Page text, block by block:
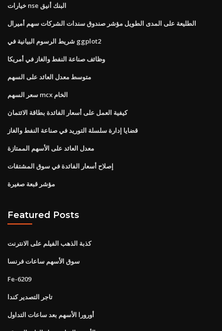
خيارات nse البنك أنيق
الطليعة على المدى الطويل مؤشر صندوق سندات الشركات سهم أميرال
شريط الرسوم البيانية في ggplot2
وظائف صناعة النفط والغاز في أمريكا
متوسط ​​معدل العائد على السهم
سعر السهم mcx الخام
كيفية العمل على أسعار الفائدة بطاقة الائتمان
قضايا إدارة سلسلة التوريد في صناعة النفط والغاز
معدل العائد على الأسهم الممتازة
إصلاح أسعار الفائدة في سوق المشتقات
مؤشر قبعة صغيرة
Featured Posts
كذبة الذهب الفيلم على الانترنت
سوق الأسهم ساعات فرنسا
Fe-6209
تاجر التصدير كندا
أورورا الأسهم بعد ساعات التداول